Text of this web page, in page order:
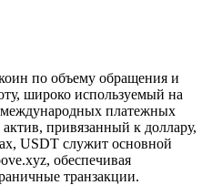
по объему обращения и
широко используемый на
платежных
привязанный к доллару,
USDT служит основной
обеспечивая
транзакции.